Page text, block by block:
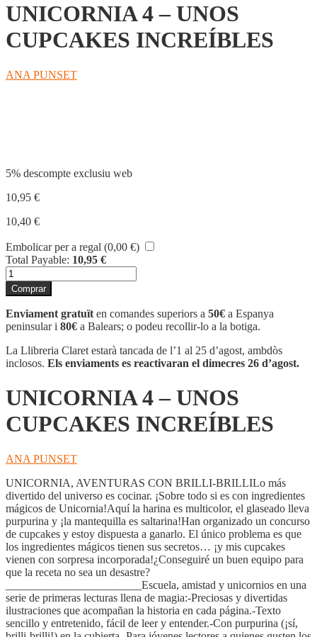
UNICORNIA 4 – UNOS
CUPCAKES INCREÍBLES
ANA PUNSET
5% descompte exclusiu web
10,95 €
10,40 €
Embolicar per a regal (0,00 €)
Total Payable: 10,95 €
quantitat
de
UNICORNIA
4
-
UNOS
CUPCAKES
INCREÍBLES
Comprar
Enviament gratuït en comandes superiors a 50€ a Espanya
peninsular i 80€ a Balears; o podeu recollir-lo a la botiga.
La Llibreria Claret estarà tancada de l’1 al 25 d’agost, ambdòs
inclosos. Els enviaments es reactivaran el dimecres 26 d’agost.
UNICORNIA 4 – UNOS
CUPCAKES INCREÍBLES
ANA PUNSET
UNICORNIA, AVENTURAS CON BRILLI-BRILLILo más
divertido del universo es cocinar. ¡Sobre todo si es con ingredientes
mágicos de Unicornia!Aquí la harina es multicolor, el glaseado lleva
purpurina y ¡la mantequilla es saltarina!Han organizado un concurso
de cupcakes y estoy dispuesta a ganarlo. El único problema es que
los ingredientes mágicos tienen sus secretos… ¡y mis cupcakes
vienen con sorpresa incorporada!¿Conseguiré un buen equipo para
que la receta no sea un desastre?
________________________Escuela, amistad y unicornios en una
serie de primeras lecturas llena de magia:-Preciosas y divertidas
ilustraciones que acompañan la historia en cada página.-Texto
sencillo y entretenido, fácil de leer y entender.-Con purpurina (¡sí,